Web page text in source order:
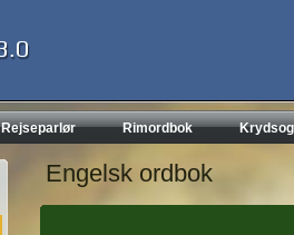
Rejseparlør Rimordbok
Engelsk ordbok